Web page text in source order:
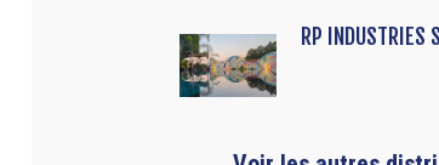
RP INDUSTRIES